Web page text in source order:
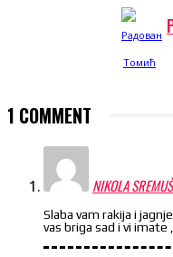
1 COMMENT
NIKOLA SREMUŠ
Slaba vam rakija i
vas briga sad i vi imate